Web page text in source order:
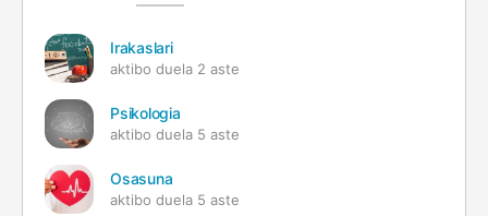
Irakaslari
aktibo duela 2 aste
Psikologia
aktibo duela 5 aste
Osasuna
aktibo duela 5 aste